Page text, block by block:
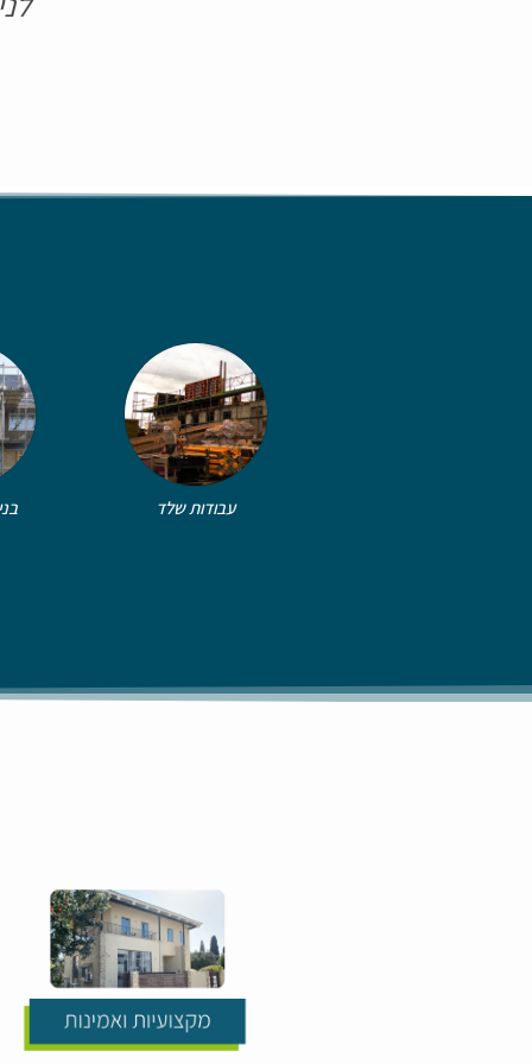
עבודות שלד